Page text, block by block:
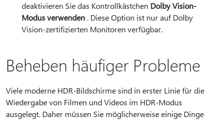
deaktivieren Sie das Kontrollkästchen Dolby Vision-
Modus verwenden . Diese Option ist nur auf Dolby
Vision-zertifizierten Monitoren verfügbar.
Beheben häufiger Probleme
Viele moderne HDR-Bildschirme sind in erster Linie für die
Wiedergabe von Filmen und Videos im HDR-Modus
ausgelegt. Daher müssen Sie möglicherweise einige Dinge